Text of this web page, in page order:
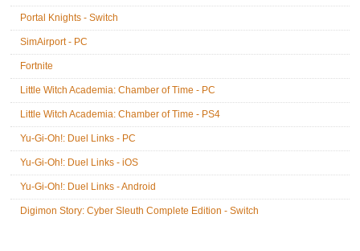
Portal Knights - Switch
SimAirport - PC
Fortnite
Little Witch Academia: Chamber of Time - PC
Little Witch Academia: Chamber of Time - PS4
Yu-Gi-Oh!: Duel Links - PC
Yu-Gi-Oh!: Duel Links - iOS
Yu-Gi-Oh!: Duel Links - Android
Digimon Story: Cyber Sleuth Complete Edition - Switch